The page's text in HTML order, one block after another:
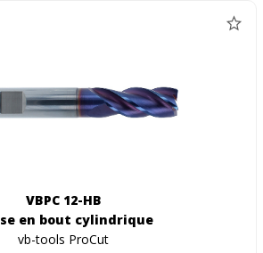
VBPC 12-HB
en bout cylindrique
vb-tools ProCut